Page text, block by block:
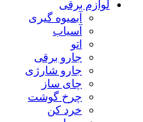
لوازم برقی
آبمیوه گیری
آسیاب
اتو
جارو برقی
جارو شارژی
چای ساز
چرخ گوشت
خرد کن